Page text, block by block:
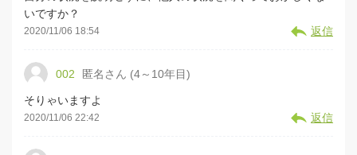
いですか？
2020/11/06 18:54 返信
002 匿名さん (4～10年目)
そりゃいますよ
2020/11/06 22:42 返信